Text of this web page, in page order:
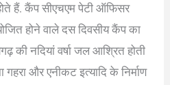
हैं. कैंप सीएचएम पेटी ऑफिसर
होने वाले दस दिवसीय कैंप का
की नदियां वर्षा जल आश्रित होती
और एनीकट इत्यादि के निर्माण